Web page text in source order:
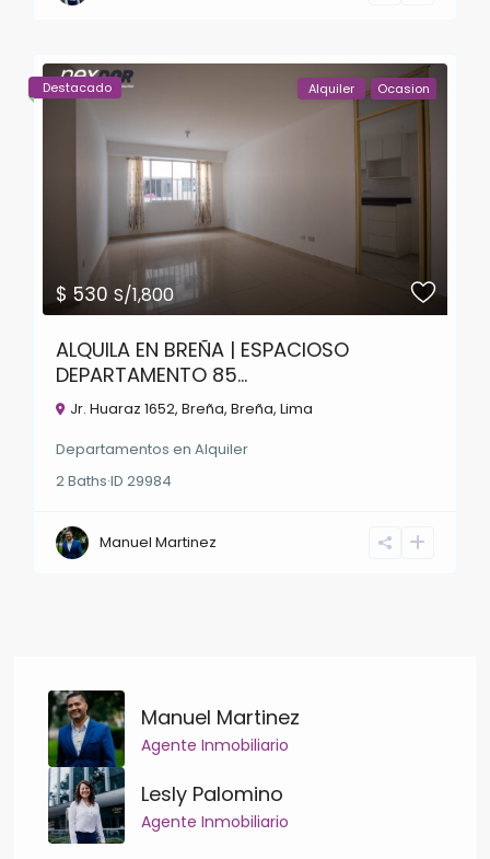
$ 530S/1,800
Alquiler Ocasion
Destacado
ALQUILA EN BREÑA | ESPACIOSO
DEPARTAMENTO 85...
Jr. Huaraz 1652, Breña,Breña,Lima
Departamentos enAlquiler
2Baths·ID29984
Manuel Martinez
Manuel Martinez
Agente Inmobiliario
Lesly Palomino
Agente Inmobiliario